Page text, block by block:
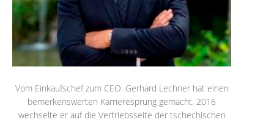
Vom Einkaufschef zum CEO: Gerhard Lechner hat einen
bemerkenswerten Karrieresprung gemacht. 2016
wechselte er auf die Vertriebsseite der tschechischen